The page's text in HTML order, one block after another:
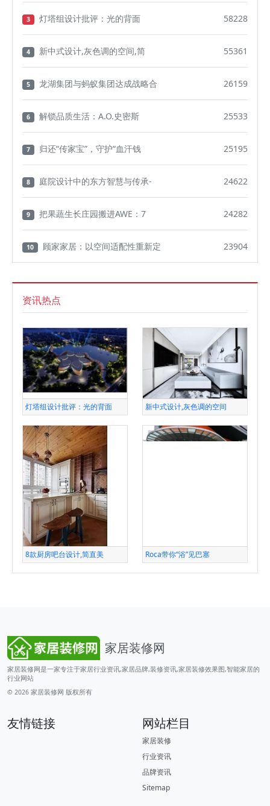
3 灯塔组设计批评：光的背面 58228
4 新中式设计,灰色调的空间,简 55361
5 龙湖集团与蚂蚁集团达成战略合 26159
6 解锁品质生活：A.O.史密斯 25533
7 归还“传家宝”，守护“血汗钱 25195
8 庭院设计中的东方智慧与传承- 24622
9 把果蔬生长庄园搬进AWE：7 24282
10 顾家家居：以空间适配性重新定 23904
资讯热点
灯塔组设计批评：光的背面 新中式设计,灰色调的空间
8款厨房吧台设计,简直美 Roca带你“浴”见巴塞
家居装修网
家居装修网是一家专注于家居行业资讯,家居品牌,装修资讯,家居装修效果图,智能家居的
行业网站
© 2026 家居装修网 版权所有
友情链接 网站栏目
家居装修
行业资讯
品牌资讯
Sitemap